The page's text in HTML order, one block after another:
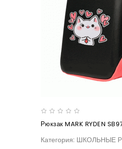
Категория: ШКОЛЬНЫЕ